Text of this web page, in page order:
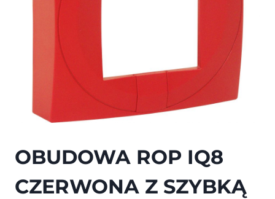
OBUDOWA ROP IQ8
CZERWONA Z SZYBKĄ